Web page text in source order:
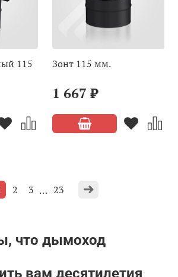
115
Зонт 115 мм.
1 667 ₽
2 3 … 23
что дымоход
вам десятилетия